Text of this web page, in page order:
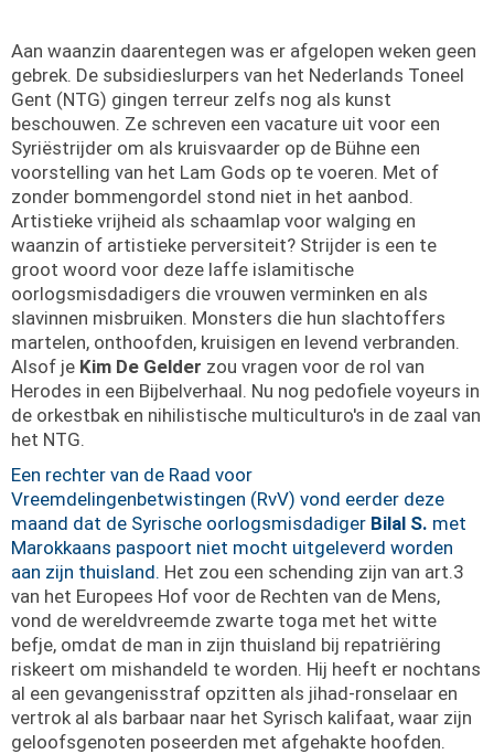
Aan waanzin daarentegen was er afgelopen weken geen
gebrek. De subsidieslurpers van het Nederlands Toneel
Gent (NTG) gingen terreur zelfs nog als kunst
beschouwen. Ze schreven een vacature uit voor een
Syriëstrijder om als kruisvaarder op de Bühne een
voorstelling van het Lam Gods op te voeren. Met of
zonder bommengordel stond niet in het aanbod.
Artistieke vrijheid als schaamlap voor walging en
waanzin of artistieke perversiteit? Strijder is een te
groot woord voor deze laffe islamitische
oorlogsmisdadigers die vrouwen verminken en als
slavinnen misbruiken. Monsters die hun slachtoffers
martelen, onthoofden, kruisigen en levend verbranden.
Alsof je Kim De Gelder zou vragen voor de rol van
Herodes in een Bijbelverhaal. Nu nog pedofiele voyeurs in
de orkestbak en nihilistische multiculturo's in de zaal van
het NTG.
Een rechter van de Raad voor
Vreemdelingenbetwistingen (RvV) vond eerder deze
maand dat de Syrische oorlogsmisdadiger Bilal S. met
Marokkaans paspoort niet mocht uitgeleverd worden
aan zijn thuisland. Het zou een schending zijn van art.3
van het Europees Hof voor de Rechten van de Mens,
vond de wereldvreemde zwarte toga met het witte
befje, omdat de man in zijn thuisland bij repatriëring
riskeert om mishandeld te worden. Hij heeft er nochtans
al een gevangenisstraf opzitten als jihad-ronselaar en
vertrok al als barbaar naar het Syrisch kalifaat, waar zijn
geloofsgenoten poseerden met afgehakte hoofden.